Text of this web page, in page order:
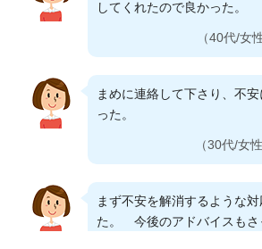
最初のコールセンターも担当
と思うところはなかった。
センターのスタッフさんの
気持ちが和らいだ。
（40代/女
質問に対応してくれた担当
だった
（60代/男
してくれたので良かった。
（40代/女
まめに連絡して下さり、不
った。
（30代/女
まず不安を解消するような
た。 今後のアドバイスもさ